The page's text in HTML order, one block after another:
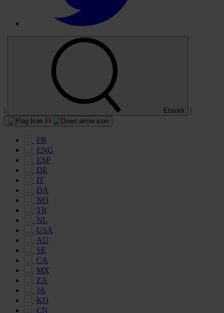
| Etsintä |
FI
FR
ENG
ESP
DE
IT
DA
NO
TR
NL
USA
AU
SE
CA
MX
ZA
JA
KO
CN